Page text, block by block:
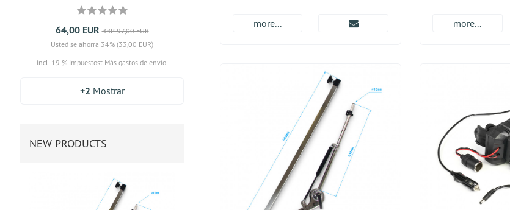
more... more...
64,00 EUR RRP 97,00 EUR
Usted se ahorra 34% (33,00 EUR)
incl. 19 % impuestost Más gastos de envío.
+2 Mostrar
NEW PRODUCTS